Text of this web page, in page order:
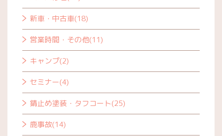
新車・中古車(18)
営業時間・その他(11)
キャンプ(2)
セミナー(4)
錆止め塗装・タフコート(25)
鹿事故(14)